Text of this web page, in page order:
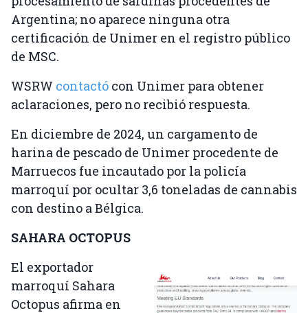
Argentina; no aparece ninguna otra
certificación de Unimer en el registro público
de MSC.
WSRW contactó con Unimer para obtener
aclaraciones, pero no recibió respuesta.
En diciembre de 2024, un cargamento de
harina de pescado de Unimer procedente de
Marruecos fue incautado por la policía
marroquí por ocultar 3,6 toneladas de cannabis
con destino a Bélgica.
SAHARA OCTOPUS
El exportador
marroquí Sahara
Octopus afirma en